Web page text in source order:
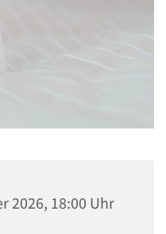
2026, 18:00 Uhr